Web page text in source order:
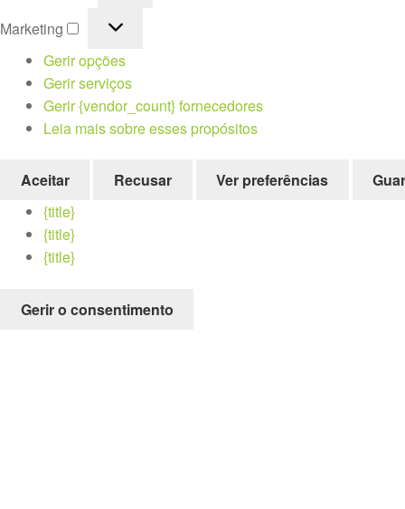
Marketing
Marketing
Gerir opções
Gerir serviços
Gerir {vendor_count} fornecedores
Leia mais sobre esses propósitos
Aceitar Recusar Ver preferências
{title}
{title}
{title}
Gerir o consentimento